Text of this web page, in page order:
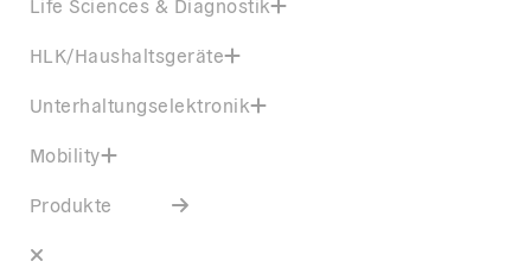
Life Sciences & Diagnostik
HLK/Haushaltsgeräte
Unterhaltungselektronik
Mobility
Produkte